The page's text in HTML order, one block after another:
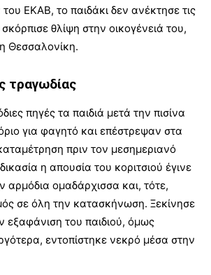
ΕΚΑΒ, το παιδάκι δεν ανέκτησε τις
θλίψη στην οικογένειά του,
Θεσσαλονίκη.
τραγωδίας
πηγές τα παιδιά μετά την πισίνα
για φαγητό και επέστρεψαν στα
πριν τον μεσημεριανό
η απουσία του κοριτσιού έγινε
αρμόδια ομαδάρχισσα και, τότε,
σε όλη την κατασκήνωση. Ξεκίνησε
εξαφάνιση του παιδιού, όμως
εντοπίστηκε νεκρό μέσα στην